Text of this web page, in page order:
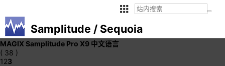
Samplitude / Sequoia
MAGIX Samplitude Pro X9 中文语言
( 38 )
123